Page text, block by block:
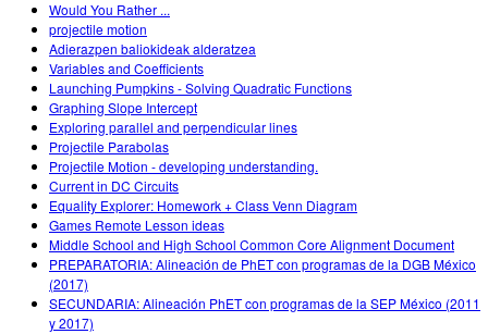
Would You Rather ...
projectile motion
Adierazpen baliokideak alderatzea
Variables and Coefficients
Launching Pumpkins - Solving Quadratic Functions
Graphing Slope Intercept
Exploring parallel and perpendicular lines
Projectile Parabolas
Projectile Motion - developing understanding.
Current in DC Circuits
Equality Explorer: Homework + Class Venn Diagram
Games Remote Lesson ideas
Middle School and High School Common Core Alignment Document
PREPARATORIA: Alineación de PhET con programas de la DGB México
(2017)
SECUNDARIA: Alineación PhET con programas de la SEP México (2011
y 2017)